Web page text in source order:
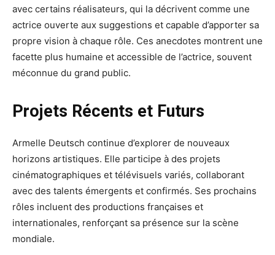
avec certains réalisateurs, qui la décrivent comme une
actrice ouverte aux suggestions et capable d’apporter sa
propre vision à chaque rôle. Ces anecdotes montrent une
facette plus humaine et accessible de l’actrice, souvent
méconnue du grand public.
Projets Récents et Futurs
Armelle Deutsch continue d’explorer de nouveaux
horizons artistiques. Elle participe à des projets
cinématographiques et télévisuels variés, collaborant
avec des talents émergents et confirmés. Ses prochains
rôles incluent des productions françaises et
internationales, renforçant sa présence sur la scène
mondiale.